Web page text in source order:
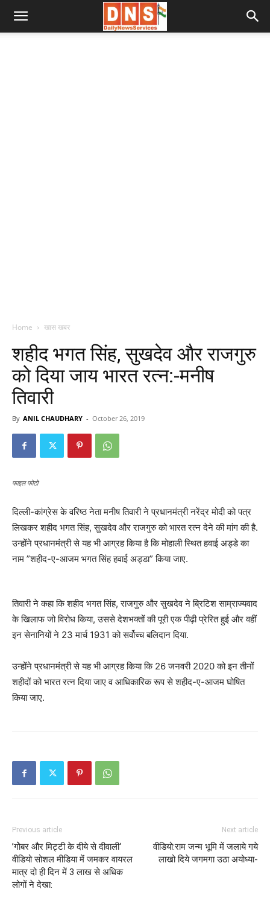
Home खास खबर
शहीद भगत सिंह, सुखदेव और राजगुरु
को दिया जाय भारत रत्न:-मनीष
तिवारी
By ANIL CHAUDHARY - October 26, 2019
फाइल फोटो
दिल्ली-कांग्रेस के वरिष्ठ नेता मनीष तिवारी ने प्रधानमंत्री नरेंद्र मोदी को पत्र
लिखकर शहीद भगत सिंह, सुखदेव और राजगुरु को भारत रत्न देने की मांग की है.
उन्होंने प्रधानमंत्री से यह भी आग्रह किया है कि मोहाली स्थित हवाई अड्डे का
नाम ”शहीद-ए-आजम भगत सिंह हवाई अड्डा” किया जाए.
तिवारी ने कहा कि शहीद भगत सिंह, राजगुरु और सुखदेव ने ब्रिटिश साम्राज्यवाद
के खिलाफ जो विरोध किया, उससे देशभक्तों की पूरी एक पीढ़ी प्रेरित हुई और वहीं
इन सेनानियों ने 23 मार्च 1931 को सर्वोच्च बलिदान दिया.
उन्होंने प्रधानमंत्री से यह भी आग्रह किया कि 26 जनवरी 2020 को इन तीनों
शहीदों को भारत रत्न दिया जाए व आधिकारिक रूप से शहीद-ए-आजम घोषित
किया जाए.
Previous article
’गोेबर और मिट्टी के दीये से दीवाली‘
वीडियो सोशल मीडिया में जमकर वायरल
मात्र दो ही दिन में 3 लाख से अधिक
लोगों ने देखा:
Next article
वीडियो:राम जन्म भूमि में जलाये गये
लाखो दिये जगमगा उठा अयोध्या-